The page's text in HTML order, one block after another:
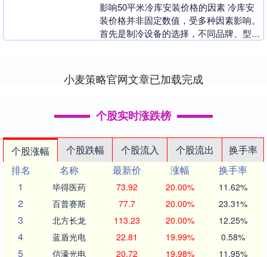
影响50平米冷库安装价格的因素 冷库安
装价格并非固定数值，受多种因素影响。
首先是制冷设备的选择，不同品牌、型号
小麦策略官网文章已加载完成
个股实时涨跌榜
个股涨幅 个股跌幅 个股流入 个股流出
换手率
排名
名称 最新价 涨幅
换手率
1
毕得医药 73.92 20.00% 11.62%
2 百普赛斯 77.7 20.00% 23.31%
3 北方长龙 113.23 20.00% 12.25%
4 蓝盾光电 22.81 19.99% 0.58%
5 信濠光电 20.72 19.98% 11.95%